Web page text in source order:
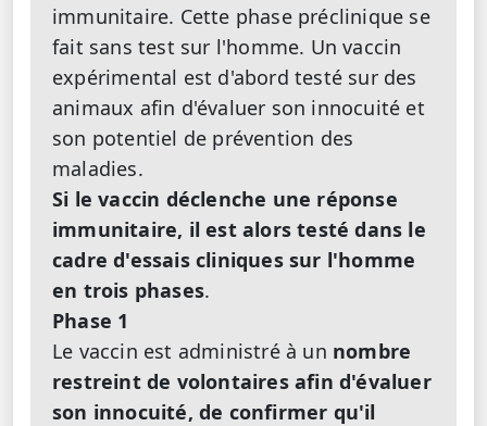
immunitaire. Cette phase préclinique se
fait sans test sur l'homme. Un vaccin
expérimental est d'abord testé sur des
animaux afin d'évaluer son innocuité et
son potentiel de prévention des
maladies.
Si le vaccin déclenche une réponse
immunitaire, il est alors testé dans le
cadre d'essais cliniques sur l'homme
en trois phases.
Phase 1
Le vaccin est administré à un nombre
restreint de volontaires afin d'évaluer
son innocuité, de confirmer qu'il